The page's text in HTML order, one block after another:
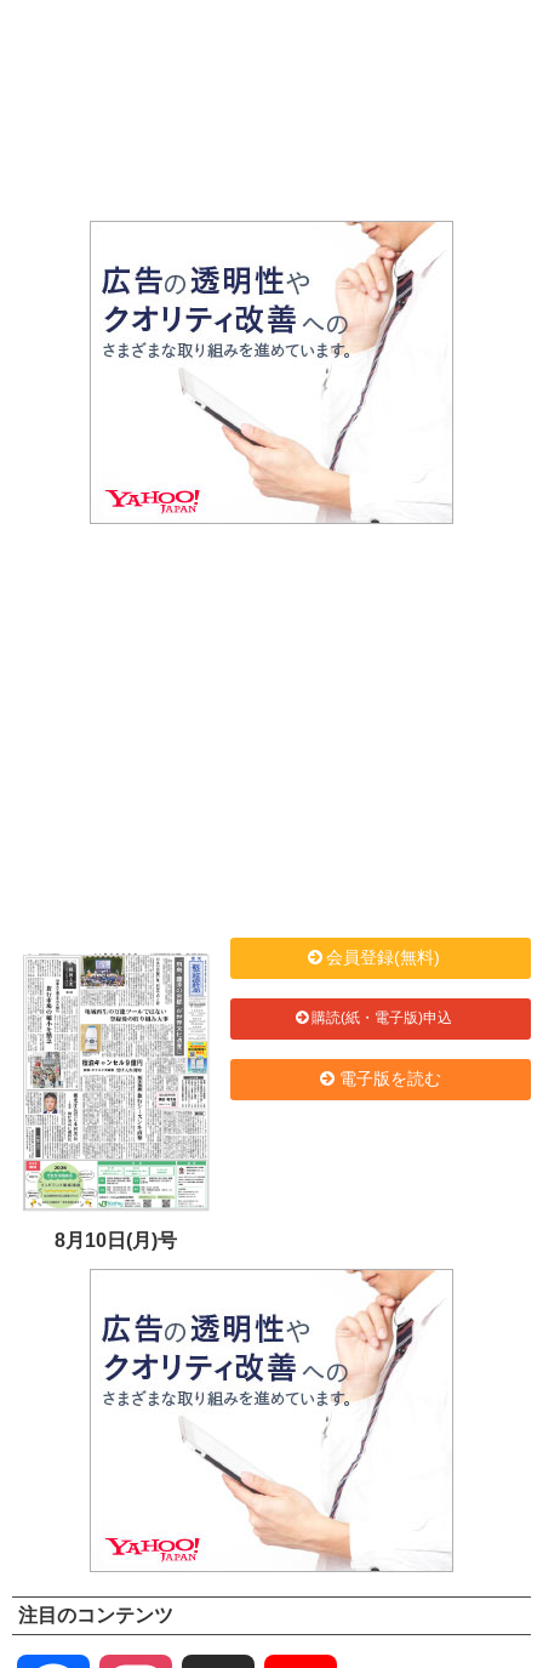
8月10日(月)号
会員登録(無料)
購読(紙・電子版)申込
電子版を読む
注目のコンテンツ